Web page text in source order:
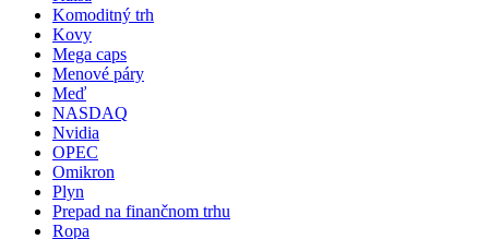
Komoditný trh
Kovy
Mega caps
Menové páry
Meď
NASDAQ
Nvidia
OPEC
Omikron
Plyn
Prepad na finančnom trhu
Ropa